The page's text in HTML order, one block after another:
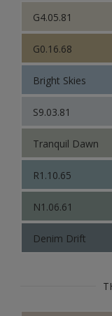
G4.05.81
G0.16.68
Bright Skies
S9.03.81
Tranquil Dawn
R1.10.65
N1.06.61
Denim Drift